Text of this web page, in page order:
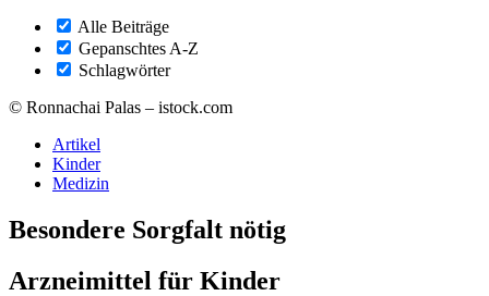
Alle Beiträge
Gepanschtes A-Z
Schlagwörter
© Ronnachai Palas – istock.com
Artikel
Kinder
Medizin
Besondere Sorgfalt nötig
Arzneimittel für Kinder